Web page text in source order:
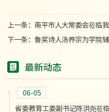
上一条： 南平市人大常委会莅临
下一条： 鲁奖诗人汤养宗为学院
最新动态
06-05
省委教育工委副书记陈洪尧莅